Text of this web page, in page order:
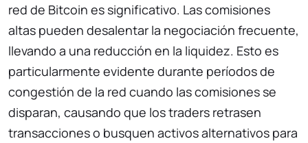
red de Bitcoin es significativo. Las comisiones
altas pueden desalentar la negociación frecuente,
llevando a una reducción en la liquidez. Esto es
particularmente evidente durante períodos de
congestión de la red cuando las comisiones se
disparan, causando que los traders retrasen
transacciones o busquen activos alternativos para